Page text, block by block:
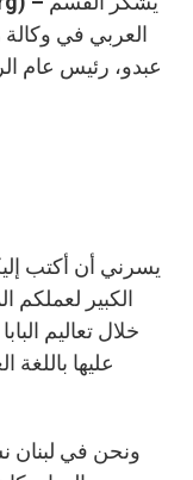
العربي في وكالة
عبدو، رئيس عام
يسرني أن أكتب
الكبير
خلال تعاليم
عليها باللغة
ونحن في لبنان